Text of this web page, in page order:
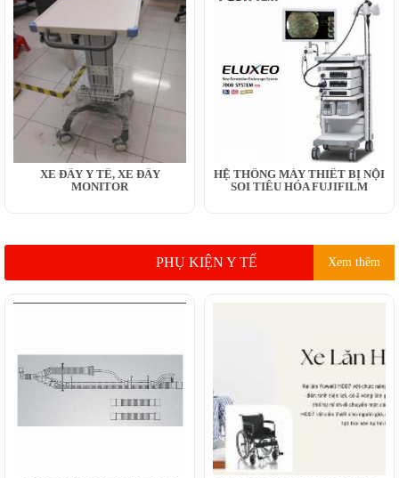
XE ĐẨY Y TẾ, XE ĐẨY
MONITOR
HỆ THỐNG MÁY THIẾT BỊ NỘI
SOI TIÊU HÓA FUJIFILM
PHỤ KIỆN Y TẾ Xem thêm